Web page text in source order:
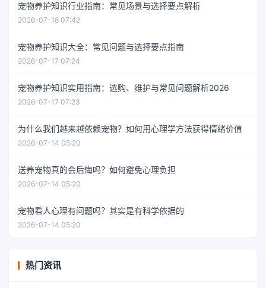
宠物养护知识行业指南：常见场景与选择要点解析
2026-07-18 07:42
宠物养护知识大全：常见问题与选择要点指南
2026-07-17 07:24
宠物养护知识实用指南：选购、维护与常见问题解析2026
2026-07-17 07:23
为什么我们越来越依赖宠物？如何用心理学方法获得情绪价值
2026-07-14 05:20
送养宠物真的会后悔吗？如何避免心理负担
2026-07-14 05:20
宠物看人心理有问题吗？其实是有科学依据的
2026-07-14 05:20
热门资讯